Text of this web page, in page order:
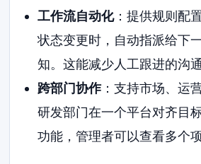
工作流自动化：提供规则配
状态变更时，自动指派给下
知。这能减少人工跟进的沟通
跨部门协作：支持市场、运
研发部门在一个平台对齐目
功能，管理者可以查看多个